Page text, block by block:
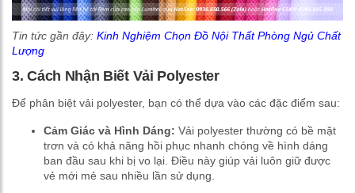
Tin tức gần đây: Kinh Nghiệm Chọn Đồ Nội Thất Phòng Ngủ Chất
Lượng
3. Cách Nhận Biết Vải Polyester
Để phân biệt vải polyester, bạn có thể dựa vào các đặc điểm sau:
Cảm Giác và Hình Dáng: Vải polyester thường có bề mặt
trơn và có khả năng hồi phục nhanh chóng về hình dáng
ban đầu sau khi bị vo lại. Điều này giúp vải luôn giữ được
vẻ mới mẻ sau nhiều lần sử dụng.